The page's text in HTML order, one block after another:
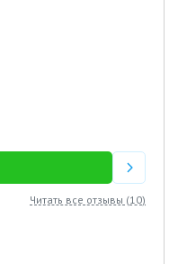
Читать все отзывы (10)